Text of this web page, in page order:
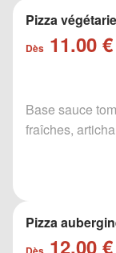
Pizza
Dès 11.00 €
Base sauce
fraîches,
Pizza
12.00 €